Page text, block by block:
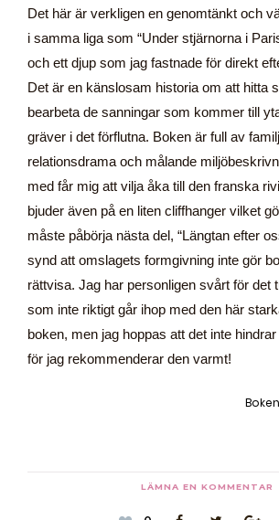
Det här är verkligen en genomtänkt och
i samma liga som “Under stjärnorna i
och ett djup som jag fastnade för direkt
Det är en känslosam historia om att hitta
bearbeta de sanningar som kommer till
gräver i det förflutna. Boken är full av
relationsdrama och målande
med får mig att vilja åka till den franska
bjuder även på en liten cliffhanger vilket
måste påbörja nästa del, “Längtan efter
synd att omslagets formgivning inte gör
rättvisa. Jag har personligen svårt för det
som inte riktigt går ihop med den här
boken, men jag hoppas att det inte
för jag rekommenderar den varmt!
LÄMNA EN KOMMENTAR